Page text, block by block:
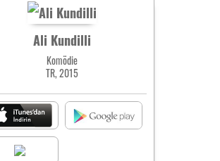
Ali Kundilli
Komödie
TR, 2015